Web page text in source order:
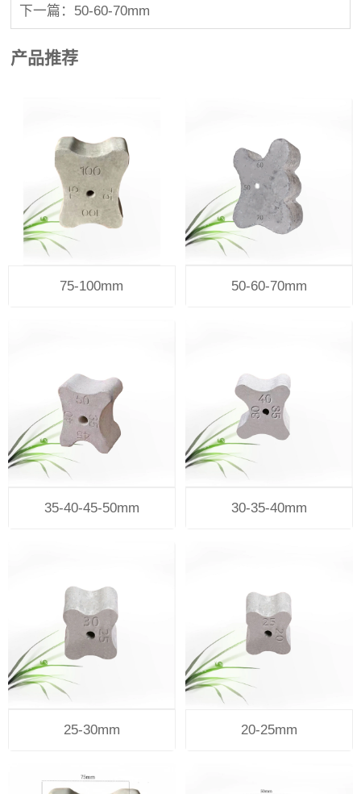
下一篇：50-60-70mm
产品推荐
75-100mm 50-60-70mm
35-40-45-50mm 30-35-40mm
25-30mm 20-25mm